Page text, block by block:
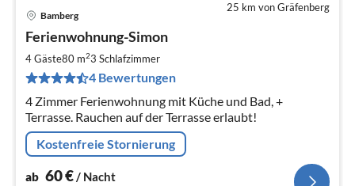
25 km von Gräfenberg
Bamberg
Ferienwohnung-Simon
4 Gäste80 m23 Schlafzimmer
4 Bewertungen
4 Zimmer Ferienwohnung mit Küche und Bad, +
Terrasse. Rauchen auf der Terrasse erlaubt!
Kostenfreie Stornierung
ab 60€/ Nacht